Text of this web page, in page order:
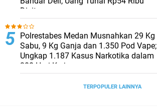
Disita
Polrestabes Medan Musnahkan 29 Kg
Sabu, 9 Kg Ganja dan 1.350 Pod Vape;
Ungkap 1.187 Kasus Narkotika dalam
300 Hari Kerja
TERPOPULER LAINNYA